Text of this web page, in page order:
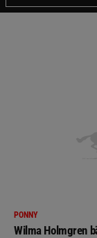
PONNY
Wilma Holmgren